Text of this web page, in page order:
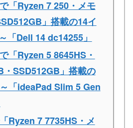
「Ryzen 7 250・メモ
」搭載の14イ
「Dell 14 dc14255」
「Ryzen 5 8645HS・
・SSD512GB」搭載の
「ideaPad Slim 5 Gen
Ryzen 7 7735HS・メ